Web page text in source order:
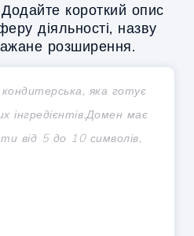
короткий опис
діяльності, назву
розширення.